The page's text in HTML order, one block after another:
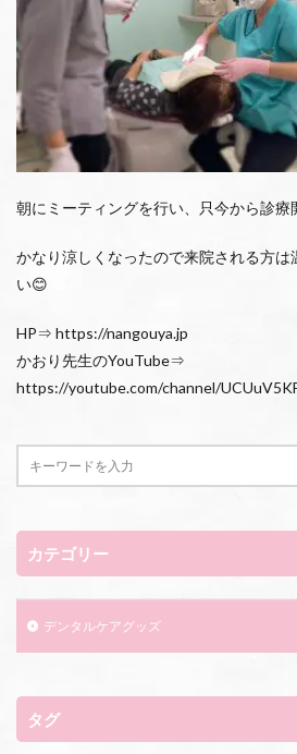
朝にミーティングを行い、只今から診療
かなり涼しくなったので来院される方は
い😊
HP⇒ https://nangouya.jp
かおり先生のYouTube⇒
https://youtube.com/channel/
カテゴリー
デンタルケアグッズ
タグ